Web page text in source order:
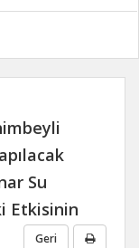
Su
Etkisinin
Geri